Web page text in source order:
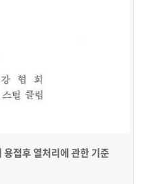
접후 열처리에 관한 기준